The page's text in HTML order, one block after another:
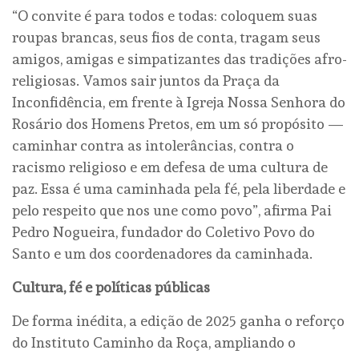
“O convite é para todos e todas: coloquem suas
roupas brancas, seus fios de conta, tragam seus
amigos, amigas e simpatizantes das tradições afro-
religiosas. Vamos sair juntos da Praça da
Inconfidência, em frente à Igreja Nossa Senhora do
Rosário dos Homens Pretos, em um só propósito —
caminhar contra as intolerâncias, contra o
racismo religioso e em defesa de uma cultura de
paz. Essa é uma caminhada pela fé, pela liberdade e
pelo respeito que nos une como povo”, afirma Pai
Pedro Nogueira, fundador do Coletivo Povo do
Santo e um dos coordenadores da caminhada.
Cultura, fé e políticas públicas
De forma inédita, a edição de 2025 ganha o reforço
do Instituto Caminho da Roça, ampliando o